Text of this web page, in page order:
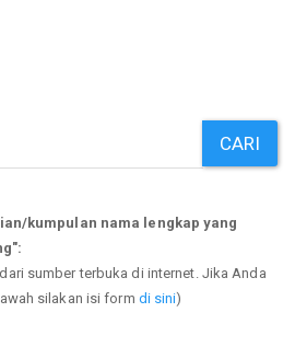
CARI
kumpulan nama lengkap yang
sumber terbuka di internet. Jika Anda
silakan isi form di sini)